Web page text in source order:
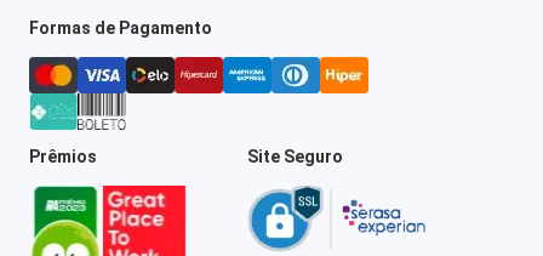
Formas de Pagamento
Prêmios Site Seguro